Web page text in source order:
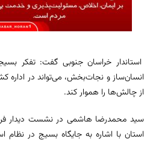
استاندار خراسان جنوبی گفت: تفکر
انسان‌ساز و نجات‌بخش، می‌تواند در اداره
از چالش‌ها را هموار کند.
سید محمدرضا هاشمی در نشست دیدار
استان با اشاره به جایگاه بسیج در نظام